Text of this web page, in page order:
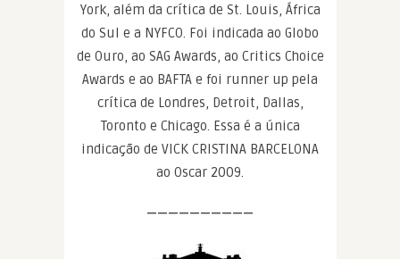
York, além da crítica de St. Louis, África
do Sul e a NYFCO. Foi indicada ao Globo
de Ouro, ao SAG Awards, ao Critics Choice
Awards e ao BAFTA e foi runner up pela
crítica de Londres, Detroit, Dallas,
Toronto e Chicago. Essa é a única
indicação de VICK CRISTINA BARCELONA
ao Oscar 2009.
——————————